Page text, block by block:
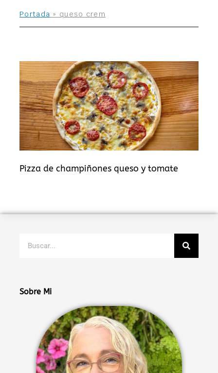
Portada » queso crem
Pizza de champiñones queso y tomate
Sobre Mi